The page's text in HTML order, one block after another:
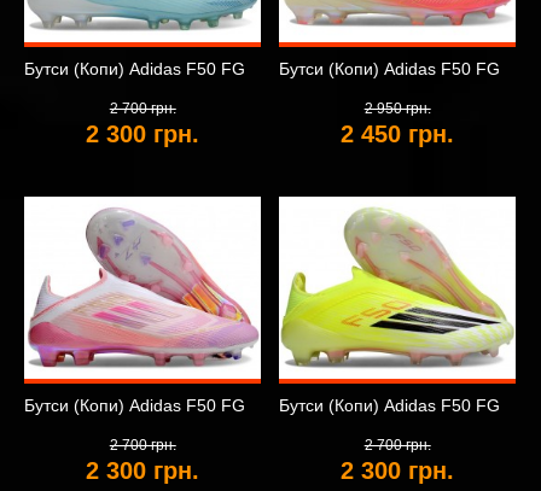
Бутси (Копи) Adidas F50 FG
2 700 грн.
2 300 грн.
Бутси (Копи) Adidas F50 FG
2 950 грн.
2 450 грн.
Бутси (Копи) Adidas F50 FG
2 700 грн.
2 300 грн.
Бутси (Копи) Adidas F50 FG
2 700 грн.
2 300 грн.